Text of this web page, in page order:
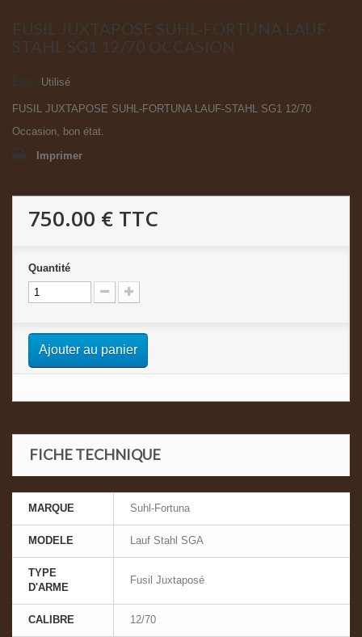
FUSIL JUXTAPOSE SUHL-FORTUNA LAUF-
STAHL SG1 12/70 OCCASION
Utilisé
FUSIL JUXTAPOSE SUHL-FORTUNA LAUF-STAHL SG1 12/70
Occasion, bon état.
Imprimer
750.00 € TTC
Quantité
Ajouter au panier
FICHE TECHNIQUE
MARQUE Suhl-Fortuna
MODELE Lauf Stahl SGA
TYPE
D'ARME
Fusil Juxtaposé
CALIBRE 12/70